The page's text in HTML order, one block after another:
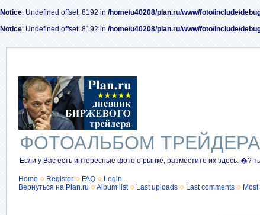
Notice: Undefined offset: 8192 in /home/u40208/plan.ru/www/foto/include/
Notice: Undefined offset: 8192 in /home/u40208/plan.ru/www/foto/include/
ФОТОАЛЬБОМ ТРЕЙДЕРА
Если у Вас есть интересные фото о рынке, разместите их здесь. �?
Home Register FAQ
Login
Вернуться на Plan.ru
Album list Last uploads Last comments